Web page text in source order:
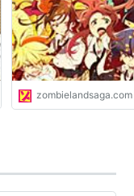
zombielandsaga.com